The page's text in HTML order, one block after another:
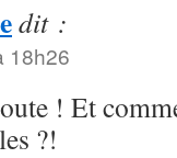
dit :
18h26
! Et
?!